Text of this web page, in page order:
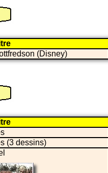
(Disney)
(3 dessins)